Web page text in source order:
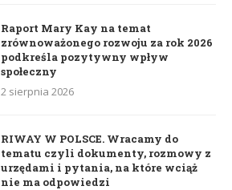
Raport Mary Kay na temat
zrównoważonego rozwoju za rok 2026
podkreśla pozytywny wpływ
społeczny
2 sierpnia 2026
RIWAY W POLSCE. Wracamy do
tematu czyli dokumenty, rozmowy z
urzędami i pytania, na które wciąż
nie ma odpowiedzi